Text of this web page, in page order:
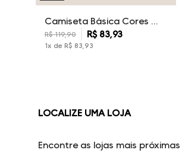
Camiseta Básica Cores Dudalina Masculina
R$ 119,90 R$ 83,93
1x de R$ 83 93
LOCALIZE UMA LOJA
Encontre as lojas mais